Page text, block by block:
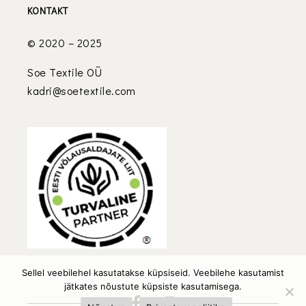
KONTAKT
© 2020 – 2025
Soe Textile OÜ
kadri@soetextile.com
Sellel veebilehel kasutatakse küpsiseid. Veebilehe kasutamist
jätkates nõustute küpsiste kasutamisega.